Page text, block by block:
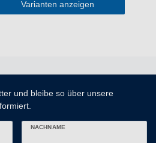
Varianten anzeigen
und bleibe so über unsere
NACHNAME